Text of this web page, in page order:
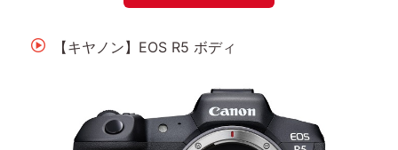
【キヤノン】EOS R5 ボディ